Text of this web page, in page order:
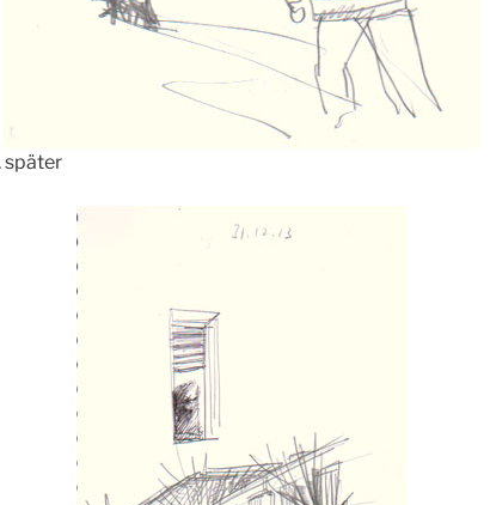
später